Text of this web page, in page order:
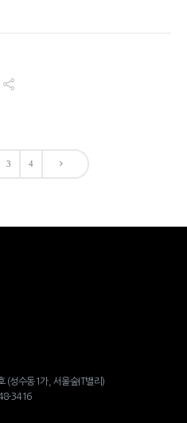
3 4
(성수동1가, 서울숲IT밸리)
3416